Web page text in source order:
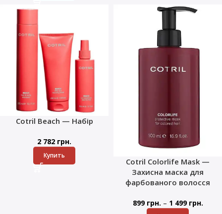
Cotril Beach — Набір
2 782 грн.
Купить
Cotril Colorlife Mask —
Захисна маска для
фарбованого волосся
899 грн. – 1 499 грн.